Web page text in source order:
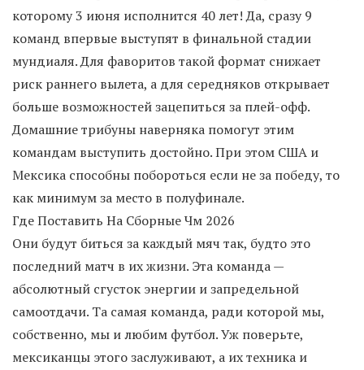
которому 3 июня исполнится 40 лет! Да, сразу 9
команд впервые выступят в финальной стадии
мундиаля. Для фаворитов такой формат снижает
риск раннего вылета, а для середняков открывает
больше возможностей зацепиться за плей-офф.
Домашние трибуны наверняка помогут этим
командам выступить достойно. При этом США и
Мексика способны побороться если не за победу, то
как минимум за место в полуфинале.
Где Поставить На Сборные Чм 2026
Они будут биться за каждый мяч так, будто это
последний матч в их жизни. Эта команда —
абсолютный сгусток энергии и запредельной
самоотдачи. Та самая команда, ради которой мы,
собственно, мы и любим футбол. Уж поверьте,
мексиканцы этого заслуживают, а их техника и